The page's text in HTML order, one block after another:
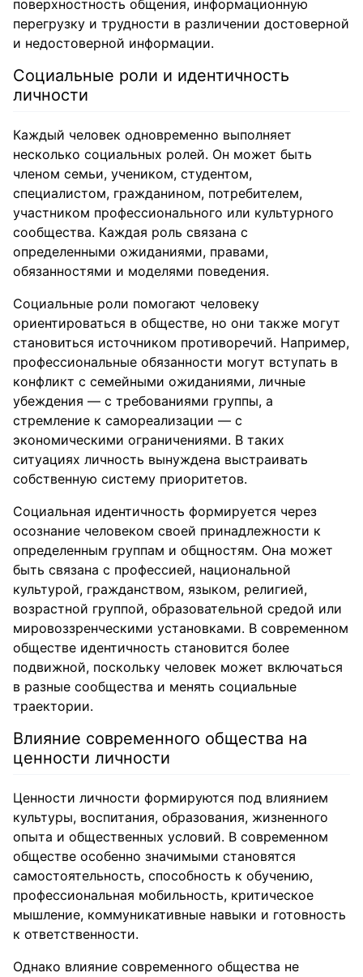
поверхностность общения, информационную
перегрузку и трудности в различении достоверной
и недостоверной информации.
Социальные роли и идентичность
личности
Каждый человек одновременно выполняет
несколько социальных ролей. Он может быть
членом семьи, учеником, студентом,
специалистом, гражданином, потребителем,
участником профессионального или культурного
сообщества. Каждая роль связана с
определенными ожиданиями, правами,
обязанностями и моделями поведения.
Социальные роли помогают человеку
ориентироваться в обществе, но они также могут
становиться источником противоречий. Например,
профессиональные обязанности могут вступать в
конфликт с семейными ожиданиями, личные
убеждения — с требованиями группы, а
стремление к самореализации — с
экономическими ограничениями. В таких
ситуациях личность вынуждена выстраивать
собственную систему приоритетов.
Социальная идентичность формируется через
осознание человеком своей принадлежности к
определенным группам и общностям. Она может
быть связана с профессией, национальной
культурой, гражданством, языком, религией,
возрастной группой, образовательной средой или
мировоззренческими установками. В современном
обществе идентичность становится более
подвижной, поскольку человек может включаться
в разные сообщества и менять социальные
траектории.
Влияние современного общества на
ценности личности
Ценности личности формируются под влиянием
культуры, воспитания, образования, жизненного
опыта и общественных условий. В современном
обществе особенно значимыми становятся
самостоятельность, способность к обучению,
профессиональная мобильность, критическое
мышление, коммуникативные навыки и готовность
к ответственности.
Однако влияние современного общества не